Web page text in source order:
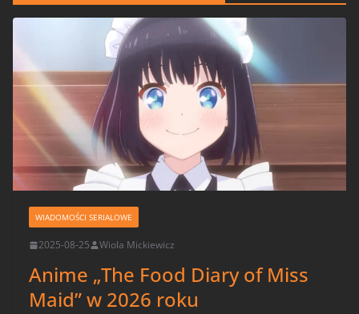
WIADOMOŚCI SERIALOWE
2025-08-25 Wiola Mickiewicz
Anime „The Food Diary of Miss
Maid” w 2026 roku